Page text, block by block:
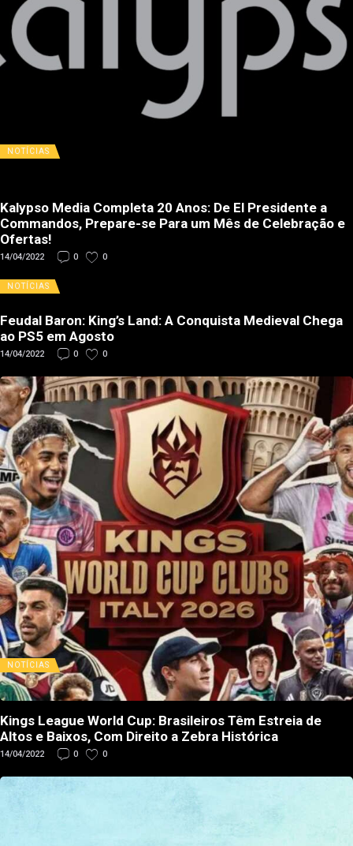
NOTÍCIAS
Kalypso Media Completa 20 Anos: De El Presidente a
Commandos, Prepare-se Para um Mês de Celebração e
Ofertas!
14/04/2022 0 0
NOTÍCIAS
Feudal Baron: King’s Land: A Conquista Medieval Chega
ao PS5 em Agosto
14/04/2022 0 0
NOTÍCIAS
Kings League World Cup: Brasileiros Têm Estreia de
Altos e Baixos, Com Direito a Zebra Histórica
14/04/2022 0 0